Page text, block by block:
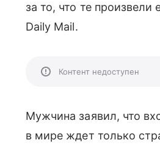
за то, что те
Daily Mail.
Контент недоступен
Мужчина заявил, что
в мире ждет только